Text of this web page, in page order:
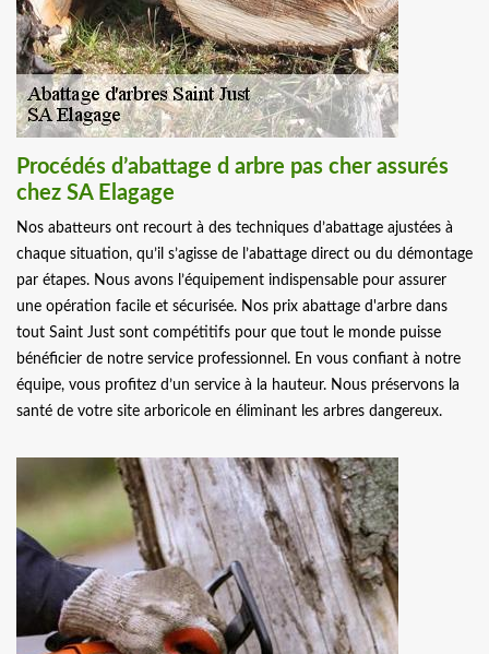
Procédés d’abattage d arbre pas cher assurés
chez SA Elagage
Nos abatteurs ont recourt à des techniques d’abattage ajustées à
chaque situation, qu’il s’agisse de l’abattage direct ou du démontage
par étapes. Nous avons l’équipement indispensable pour assurer
une opération facile et sécurisée. Nos prix abattage d'arbre dans
tout Saint Just sont compétitifs pour que tout le monde puisse
bénéficier de notre service professionnel. En vous confiant à notre
équipe, vous profitez d’un service à la hauteur. Nous préservons la
santé de votre site arboricole en éliminant les arbres dangereux.